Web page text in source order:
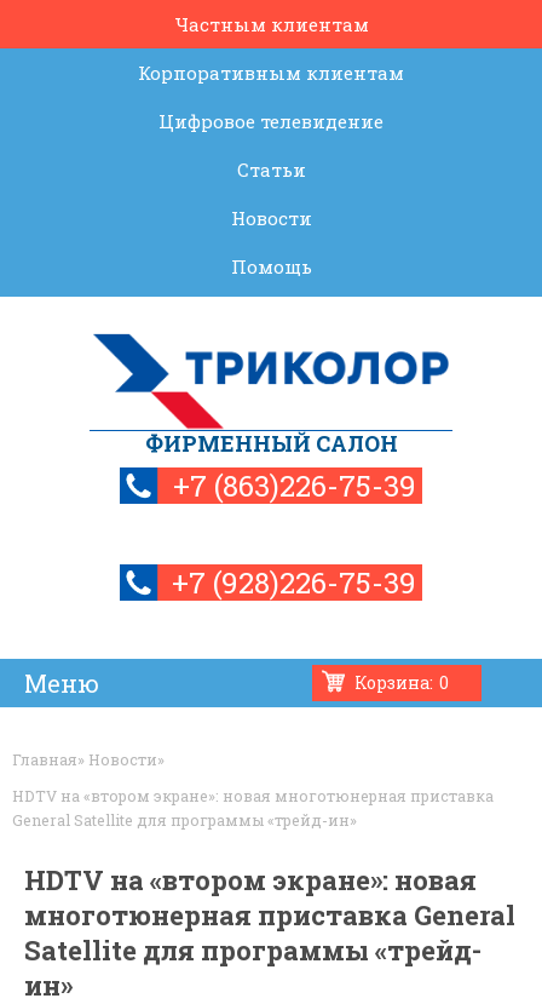
Частным клиентам
Корпоративным клиентам
Цифровое телевидение
Статьи
Новости
Помощь
ФИРМЕННЫЙ САЛОН
+7 (863)226-75-39
+7 (928)226-75-39
Корзина: 0
Главная» Новости»
HDTV на «втором экране»: новая многотюнерная приставка
General Satellite для программы «трейд-ин»
HDTV на «втором экране»: новая
многотюнерная приставка General
Satellite для программы «трейд-
ин»